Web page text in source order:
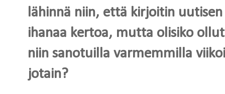
lähinnä niin, että kirjoitin
ihanaa kertoa, mutta olisiko
niin sanotuilla varmemmilla
jotain?